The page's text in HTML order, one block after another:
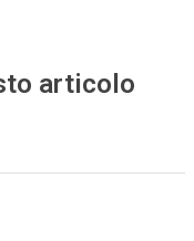
articolo